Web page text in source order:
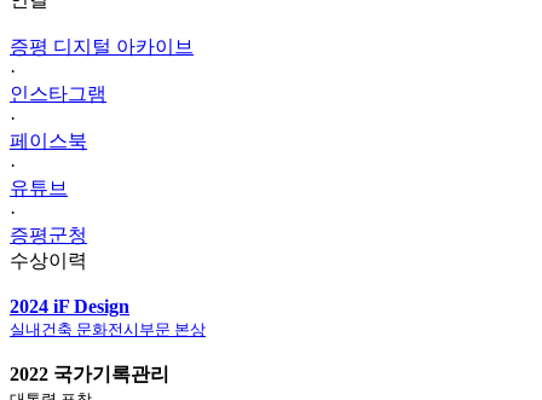
증평 디지털 아카이브
·
인스타그램
·
페이스북
·
유튜브
·
증평군청
수상이력
2024 iF Design
실내건축 문화전시부문 본상
2022 국가기록관리